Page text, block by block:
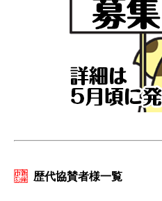
歴代協賛者様一覧